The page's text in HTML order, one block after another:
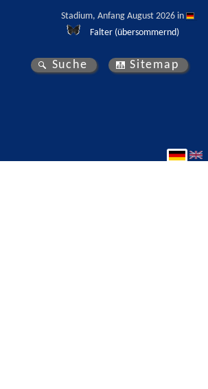
Stadium, Anfang August 2026 in
Falter (übersommernd)
Suche Sitemap